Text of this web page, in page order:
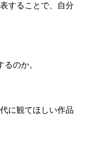
することで、自分
のか。
に観てほしい作品